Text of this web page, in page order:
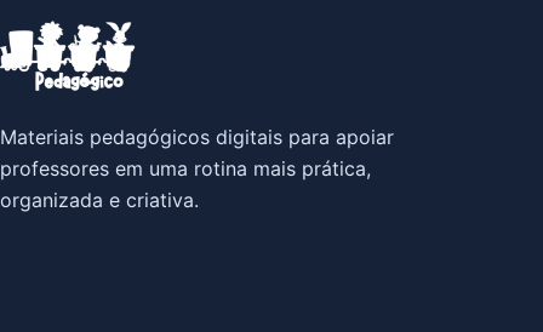
Materiais pedagógicos digitais para apoiar
professores em uma rotina mais prática,
organizada e criativa.